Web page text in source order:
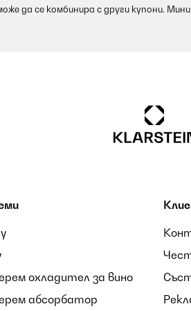
Klappe hält nicht oben- ohne
да се комбинира с други купони.
охладител за вино
абсорбатор